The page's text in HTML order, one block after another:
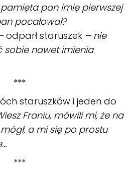
pamięta pan imię pierwszej
pocałował?
odparł staruszek – nie
nawet imienia
***
staruszków i jeden do
Franiu, mówili mi, że na
a mi się po prostu
***